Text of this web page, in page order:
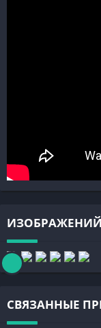
ИЗОБРАЖЕНИЙ
СВЯЗАННЫЕ